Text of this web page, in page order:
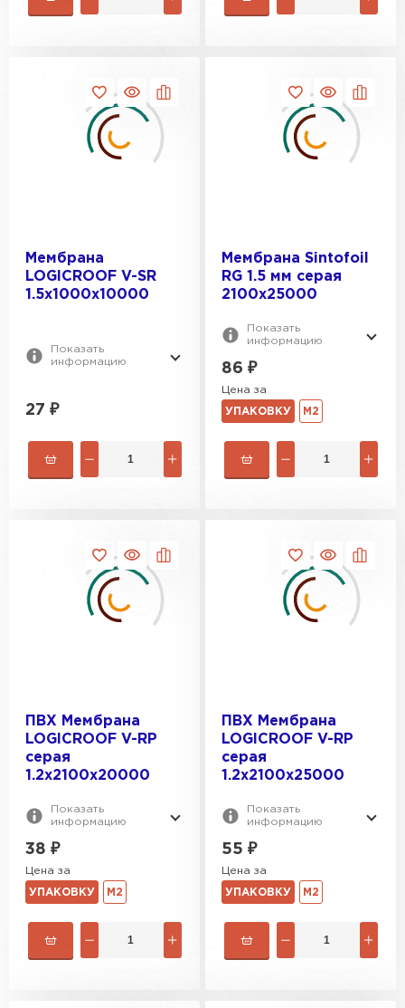
Мембрана
LOGICROOF V-SR
1.5х1000x10000
Показать
информацию
27 ₽
Мембрана Sintofoil
RG 1.5 мм серая
2100x25000
Показать
информацию
86 ₽
Цена за
УПАКОВКУ М2
ПВХ Мембрана
LOGICROOF V-RP
серая
1.2х2100x20000
Показать
информацию
38 ₽
Цена за
УПАКОВКУ М2
ПВХ Мембрана
LOGICROOF V-RP
серая
1.2х2100x25000
Показать
информацию
55 ₽
Цена за
УПАКОВКУ М2
Цементно-песчаная черепица